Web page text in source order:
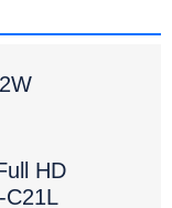
HD
C21L